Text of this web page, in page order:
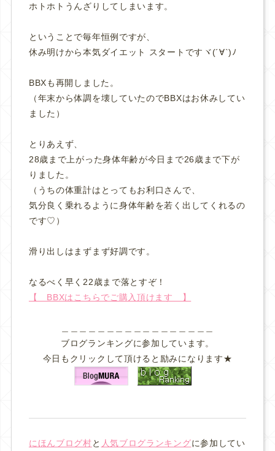
ホトホトうんざりしてしまいます。
ということで毎年恒例ですが、
休み明けから本気ダイエット スタートですヾ(´∀`)ﾉ
BBXも再開しました。
（年末から体調を壊していたのでBBXはお休みしてい
ました）
とりあえず、
28歳まで上がった身体年齢が今日まで26歳まで下が
りました。
（うちの体重計はとってもお利口さんで、
気分良く乗れるように身体年齢を若く出してくれるの
です♡）
滑り出しはまずまず好調です。
なるべく早く22歳まで落とすぞ！
【 BBXはこちらでご購入頂けます 】
ブログランキングに参加しています。
今日もクリックして頂けると励みになります★
にほんブログ村と 人気ブログランキングに参加してい